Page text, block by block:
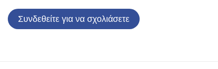
Συνδεθείτε για να σχολιάσετε